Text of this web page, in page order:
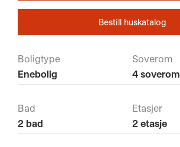
Bestill huskatalog
Boligtype
Enebolig
Soverom
4 soverom
Bad
2 bad
Etasjer
2 etasje